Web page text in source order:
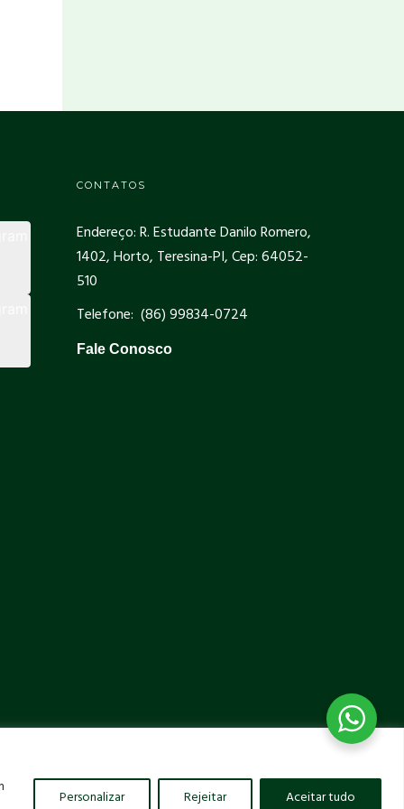
Personalizar Rejeitar Aceitar tudo
CONTATOS
Endereço: R. Estudante Danilo Romero,
1402, Horto, Teresina-PI, Cep: 64052-
510
Telefone: (86) 99834-0724
Fale Conosco